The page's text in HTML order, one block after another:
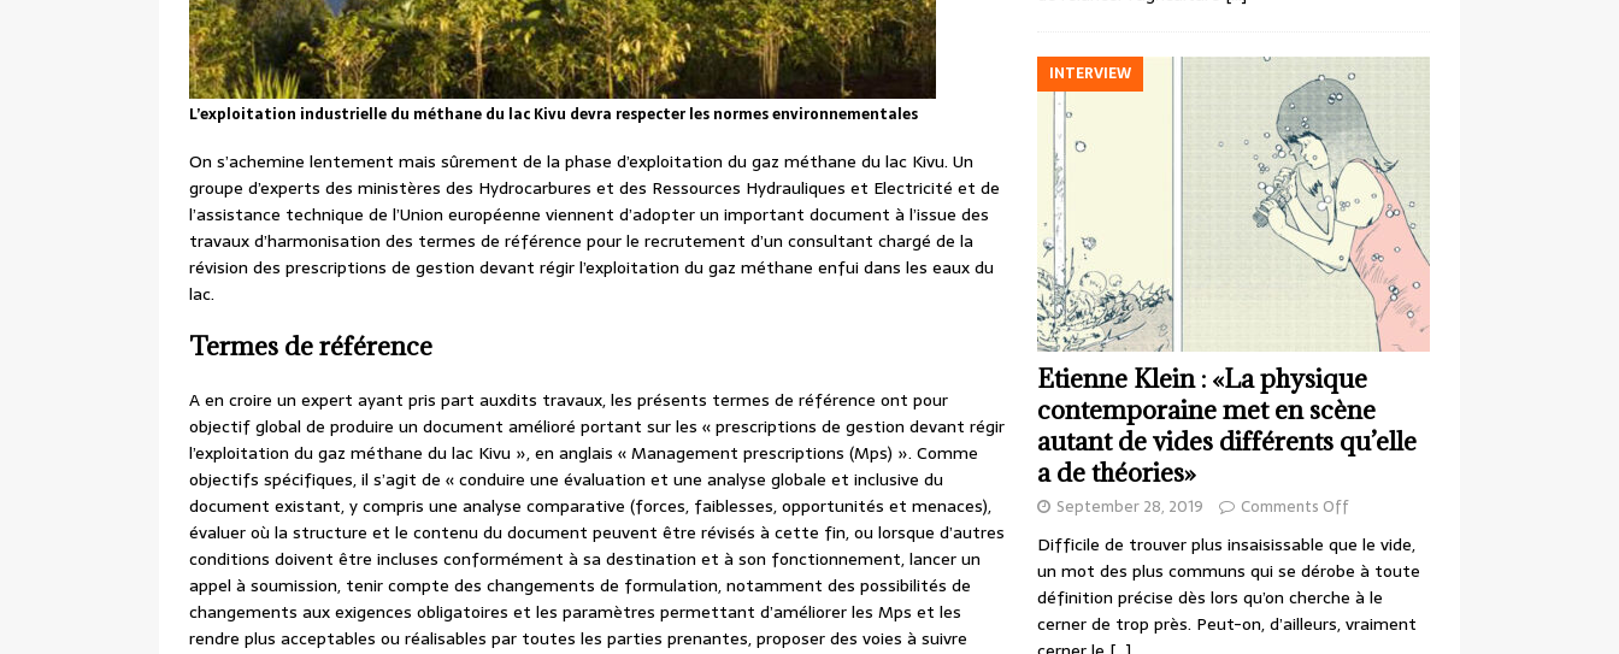
L’exploitation industrielle du méthane du lac Kivu devra respecter les normes environnementales
On s’achemine lentement mais sûrement de la phase d’exploitation du gaz méthane du lac Kivu. Un
groupe d’experts des ministères des Hydrocarbures et des Ressources Hydrauliques et Electricité et de
l’assistance technique de l’Union européenne viennent d’adopter un important document à l’issue des
travaux d’harmonisation des termes de référence pour le recrutement d’un consultant chargé de la
révision des prescriptions de gestion devant régir l’exploitation du gaz méthane enfui dans les eaux du
lac.
Termes de référence
A en croire un expert ayant pris part auxdits travaux, les présents termes de référence ont pour
objectif global de produire un document amélioré portant sur les « prescriptions de gestion devant régir
l’exploitation du gaz méthane du lac Kivu », en anglais « Management prescriptions (Mps) ». Comme
objectifs spécifiques, il s’agit de « conduire une évaluation et une analyse globale et inclusive du
document existant, y compris une analyse comparative (forces, faiblesses, opportunités et menaces),
évaluer où la structure et le contenu du document peuvent être révisés à cette fin, ou lorsque d’autres
conditions doivent être incluses conformément à sa destination et à son fonctionnement, lancer un
appel à soumission, tenir compte des changements de formulation, notamment des possibilités de
changements aux exigences obligatoires et les paramètres permettant d’améliorer les Mps et les
rendre plus acceptables ou réalisables par toutes les parties prenantes, proposer des voies à suivre
INTERVIEW
Etienne Klein : «La physique
contemporaine met en scène
autant de vides différents qu’elle
a de théories»
September 28, 2019 Comments Off
Difficile de trouver plus insaisissable que le vide,
un mot des plus communs qui se dérobe à toute
définition précise dès lors qu’on cherche à le
cerner de trop près. Peut-on, d’ailleurs, vraiment